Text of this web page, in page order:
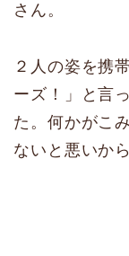
さん。
２人の姿を携
ーズ！」と言
た。何かがこ
ないと悪いか